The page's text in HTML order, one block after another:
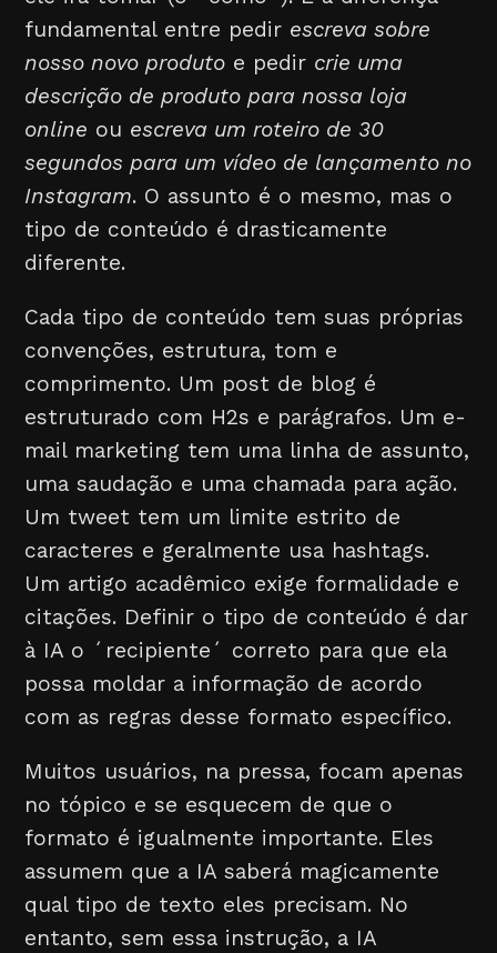
fundamental entre pedir escreva sobre
nosso novo produto e pedir crie uma
descrição de produto para nossa loja
online ou escreva um roteiro de 30
segundos para um vídeo de lançamento no
Instagram. O assunto é o mesmo, mas o
tipo de conteúdo é drasticamente
diferente.
Cada tipo de conteúdo tem suas próprias
convenções, estrutura, tom e
comprimento. Um post de blog é
estruturado com H2s e parágrafos. Um e-
mail marketing tem uma linha de assunto,
uma saudação e uma chamada para ação.
Um tweet tem um limite estrito de
caracteres e geralmente usa hashtags.
Um artigo acadêmico exige formalidade e
citações. Definir o tipo de conteúdo é dar
à IA o ´recipiente´ correto para que ela
possa moldar a informação de acordo
com as regras desse formato específico.
Muitos usuários, na pressa, focam apenas
no tópico e se esquecem de que o
formato é igualmente importante. Eles
assumem que a IA saberá magicamente
qual tipo de texto eles precisam. No
entanto, sem essa instrução, a IA